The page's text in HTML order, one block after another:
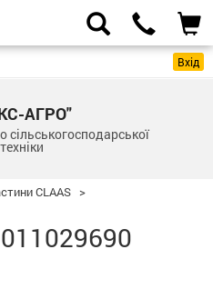
Вхід
АГРО"
сільськогосподарської
CLAAS >